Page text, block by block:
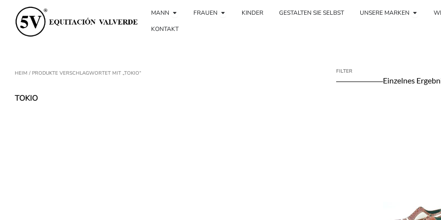
Inhalt
springen
MANN Ouvrir Hombre
FRAUEN Ouvrir Mujer
KINDER GESTALTEN SIE SELBST UNSERE MARKEN Ouvrir
KONTAKT
HEIM / PRODUKTE VERSCHLAGWORTET MIT „TOKIO“
TOKIO
FILTER
Einzelnes